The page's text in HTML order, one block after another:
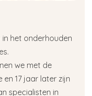
in het onderhouden
we met de
17 jaar later zijn
specialisten in